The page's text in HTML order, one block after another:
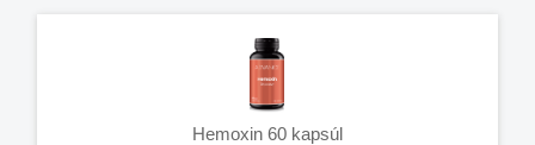
Hemoxin 60 kapsúl